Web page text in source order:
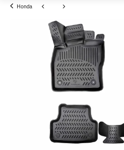
Honda